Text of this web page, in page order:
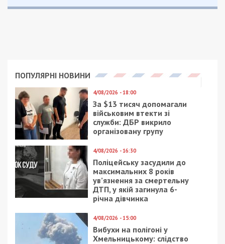
Успішна реалізація злочинного задуму стала
За свою “мовчанку” та допомогу експосадовець
отримав від організатора схеми хабар на суму
щонайменше 2,8 мільйона гривень. Щоб не
привертати уваги фінансового моніторингу,
неправомірну вигоду передавали у прихованій
формі. Організатори схеми просто оплачували
рахунки військового на купівлю побутового
обладнання, будівельних матеріалів та інших
товарів для його особистого користування.